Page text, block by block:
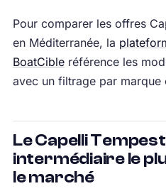
Pour comparer les offres
en Méditerranée, la
BoatCibleréférence les
avec un filtrage par marque
Le Capelli
intermédiaire le
le marché